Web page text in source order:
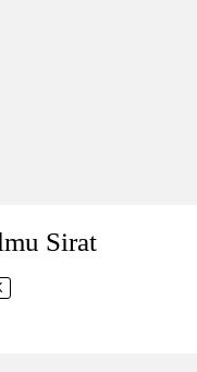
Sirat